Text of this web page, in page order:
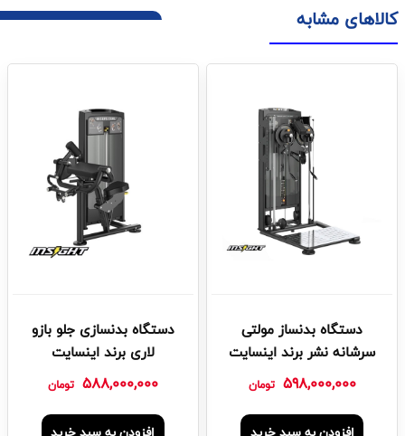
کالاهای مشابه
دستگاه بدنساز مولتی
سرشانه نشر برند اینسایت
598,000,000 تومان
دستگاه بدنسازی جلو بازو
لاری برند اینسایت
588,000,000 تومان